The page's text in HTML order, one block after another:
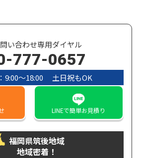
い合わせ専用ダイヤル
777-0657
9:00〜18:00 土日祝もOK
LINEで簡単お見積り
福岡県筑後地域
地域密着！